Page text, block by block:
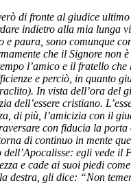
di fronte al giudice
indietro alla mia lunga
e paura, sono comunque
che il Signore non
l’amico e il fratello
e perciò, in quanto
In vista dell’ora del
dell’essere cristiano.
di più, l’amicizia con il
con fiducia la
di continuo in mente
egli vede il
e cade ai suoi piedi
destra, gli dice: “Non